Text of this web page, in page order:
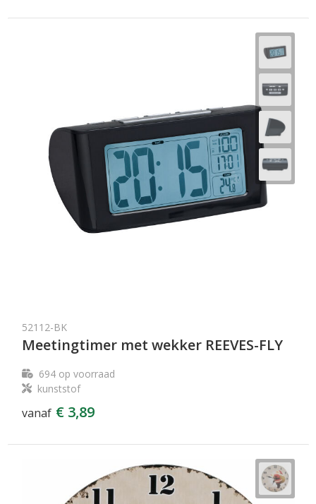
52112-BK
Meetingtimer met wekker REEVES-FLY
694op voorraad
kunststof
vanaf € 3,89